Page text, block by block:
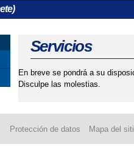
aquí
Servicios
En breve se pondrá a su
Disculpe las molestias.
Protección de datos Mapa del